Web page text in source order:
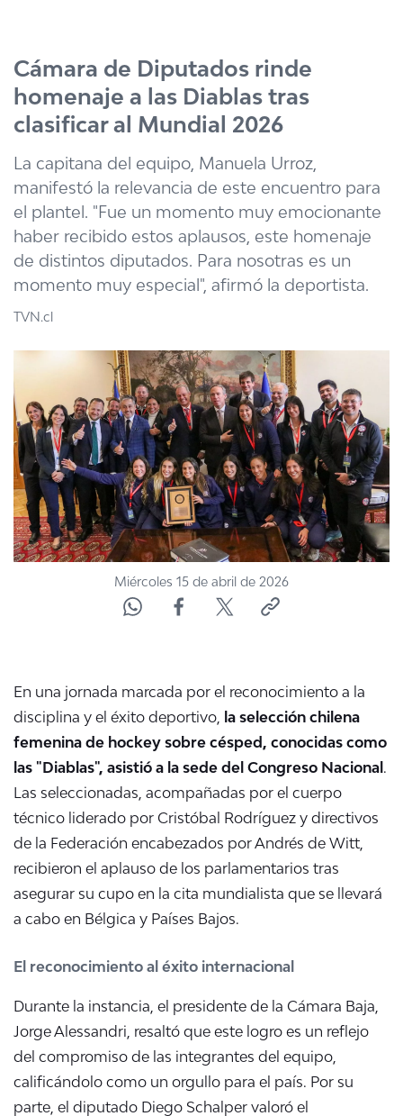
Cámara de Diputados rinde
homenaje a las Diablas tras
clasificar al Mundial 2026
La capitana del equipo, Manuela Urroz,
manifestó la relevancia de este encuentro para
el plantel. "Fue un momento muy emocionante
haber recibido estos aplausos, este homenaje
de distintos diputados. Para nosotras es un
momento muy especial", afirmó la deportista.
TVN.cl
Miércoles 15 de abril de 2026
En una jornada marcada por el reconocimiento a la
disciplina y el éxito deportivo, la selección chilena
femenina de hockey sobre césped, conocidas como
las "Diablas", asistió a la sede del Congreso Nacional .
Las seleccionadas, acompañadas por el cuerpo
técnico liderado por Cristóbal Rodríguez y directivos
de la Federación encabezados por Andrés de Witt,
recibieron el aplauso de los parlamentarios tras
asegurar su cupo en la cita mundialista que se llevará
a cabo en Bélgica y Países Bajos.
El reconocimiento al éxito internacional
Durante la instancia, el presidente de la Cámara Baja,
Jorge Alessandri, resaltó que este logro es un reflejo
del compromiso de las integrantes del equipo,
calificándolo como un orgullo para el país. Por su
parte, el diputado Diego Schalper valoró el